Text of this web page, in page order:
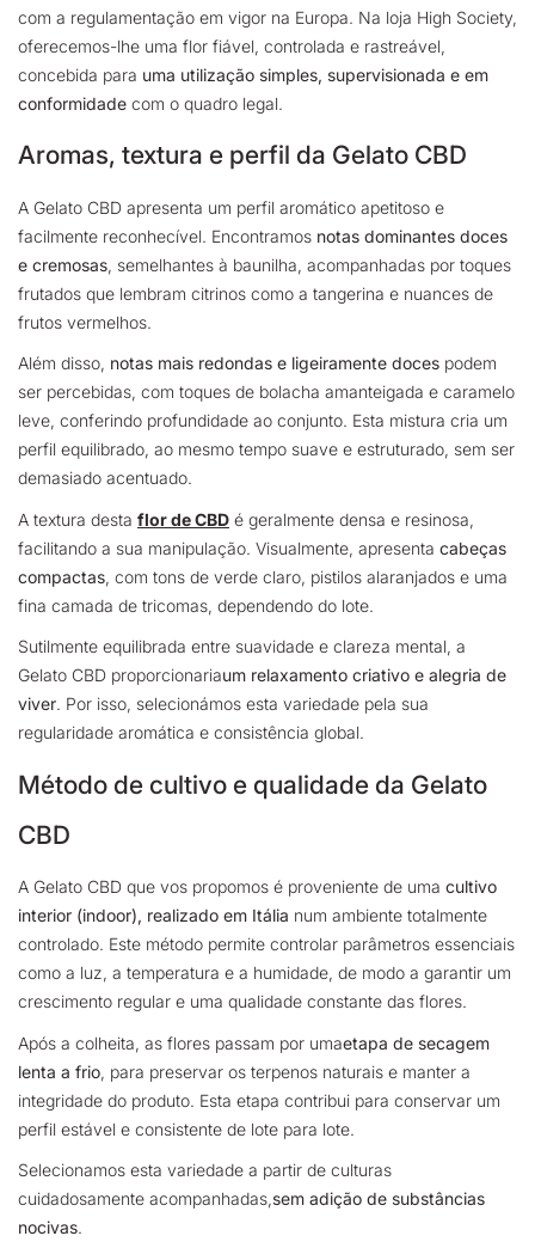
com a regulamentação em vigor na Europa. Na loja High Society,
oferecemos-lhe uma flor fiável, controlada e rastreável,
concebida para uma utilização simples, supervisionada e em
conformidade com o quadro legal.
Aromas, textura e perfil da Gelato CBD
A Gelato CBD apresenta um perfil aromático apetitoso e
facilmente reconhecível. Encontramos notas dominantes doces
e cremosas, semelhantes à baunilha, acompanhadas por toques
frutados que lembram citrinos como a tangerina e nuances de
frutos vermelhos.
Além disso, notas mais redondas e ligeiramente doces podem
ser percebidas, com toques de bolacha amanteigada e caramelo
leve, conferindo profundidade ao conjunto. Esta mistura cria um
perfil equilibrado, ao mesmo tempo suave e estruturado, sem ser
demasiado acentuado.
A textura desta flor de CBD é geralmente densa e resinosa,
facilitando a sua manipulação. Visualmente, apresenta cabeças
compactas, com tons de verde claro, pistilos alaranjados e uma
fina camada de tricomas, dependendo do lote.
Sutilmente equilibrada entre suavidade e clareza mental, a
Gelato CBD proporcionariaum relaxamento criativo e alegria de
viver. Por isso, selecionámos esta variedade pela sua
regularidade aromática e consistência global.
Método de cultivo e qualidade da Gelato
CBD
A Gelato CBD que vos propomos é proveniente de uma cultivo
interior (indoor), realizado em Itália num ambiente totalmente
controlado. Este método permite controlar parâmetros essenciais
como a luz, a temperatura e a humidade, de modo a garantir um
crescimento regular e uma qualidade constante das flores.
Após a colheita, as flores passam por umaetapa de secagem
lenta a frio, para preservar os terpenos naturais e manter a
integridade do produto. Esta etapa contribui para conservar um
perfil estável e consistente de lote para lote.
Selecionamos esta variedade a partir de culturas
cuidadosamente acompanhadas,sem adição de substâncias
nocivas.